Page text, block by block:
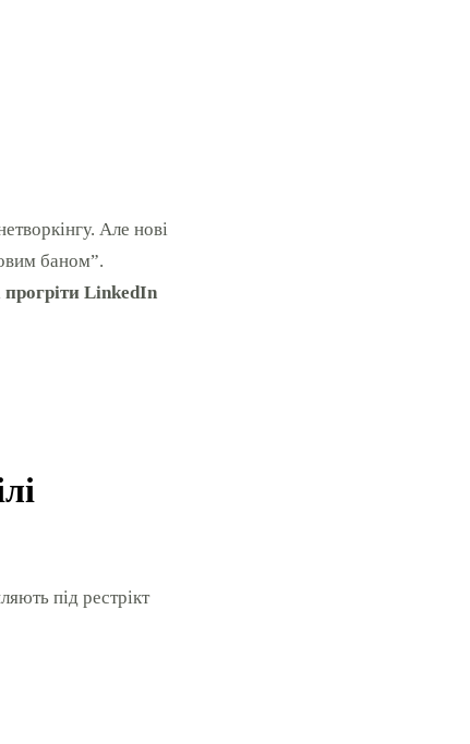
Але нові
баном”.
прогріти LinkedIn
під рестрікт